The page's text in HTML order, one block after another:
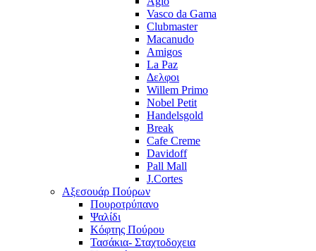
Vasco da Gama
Clubmaster
Macanudo
Amigos
La Paz
Δελφοι
Willem Primo
Nobel Petit
Handelsgold
Break
Cafe Creme
Davidoff
Pall Mall
J.Cortes
Αξεσουάρ Πούρων
Πουροτρύπανο
Ψαλίδι
Κόφτης Πούρου
Τασάκια- Σταχτοδοχεια